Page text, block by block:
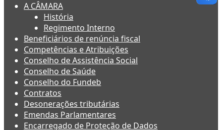
A CÂMARA
História
Regimento Interno
Beneficiários de renúncia fiscal
Competências e Atribuições
Conselho de Assistência Social
Conselho de Saúde
Conselho do Fundeb
Contratos
Desonerações tributárias
Emendas Parlamentares
Encarregado de Proteção de Dados